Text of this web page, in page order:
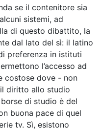
se il contenitore sia
sistemi, ad
di questo dibattito, la
dal lato del sì: il latino
preferenza in istituti
l’accesso ad
costose dove - non
diritto allo studio
di studio è del
buona pace di quel
tv. Sì, esistono